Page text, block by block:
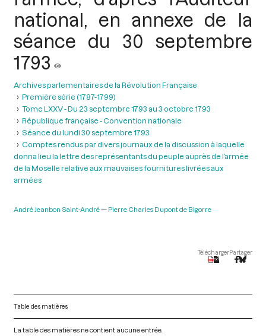
national, en annexe de la
séance du 30 septembre
1793
Archives parlementaires de la Révolution Française
Première série (1787-1799)
Tome LXXV - Du 23 septembre 1793 au 3 octobre 1793
République française - Convention nationale
Séance du lundi 30 septembre 1793
Comptes rendus par divers journaux de la discussion à laquelle
donna lieu la lettre des représentants du peuple auprès de l’armée
de la Moselle relative aux mauvaises fournitures livrées aux
armées
André Jeanbon Saint-André Pierre Charles Dupont de Bigorre
TéléchargerPartager
Table des matières
La table des matières ne contient aucune entrée.